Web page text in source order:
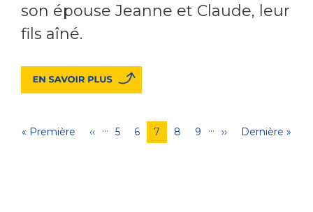
son épouse Jeanne et Claude, leur
fils aîné.
Pagination
Première
« Première
Page
‹‹ … Page
5 Page
6
Page
courante
7 Page
8 Page
9 …
Page
››
Dernière
Dernière »